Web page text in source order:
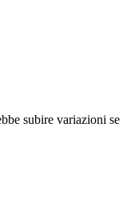
subire variazioni